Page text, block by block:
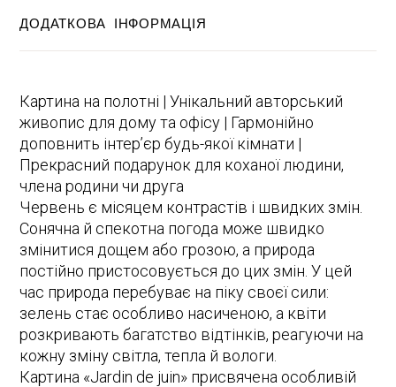
ДОДАТКОВА ІНФОРМАЦІЯ
Картина на полотні | Унікальний авторський
живопис для дому та офісу | Гармонійно
доповнить інтер’єр будь-якої кімнати |
Прекрасний подарунок для коханої людини,
члена родини чи друга
Червень є місяцем контрастів і швидких змін.
Сонячна й спекотна погода може швидко
змінитися дощем або грозою, а природа
постійно пристосовується до цих змін. У цей
час природа перебуває на піку своєї сили:
зелень стає особливо насиченою, а квіти
розкривають багатство відтінків, реагуючи на
кожну зміну світла, тепла й вологи.
Картина «Jardin de juin» присвячена особливій